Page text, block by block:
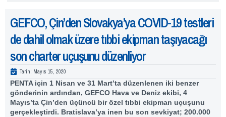
GEFCO, Çin’den Slovakya’ya COVID-19 testleri
de dahil olmak üzere tıbbi ekipman taşıyacağı
son charter uçuşunu düzenliyor
Tarih: Mayıs 15, 2020
PENTA için 1 Nisan ve 31 Mart’ta düzenlenen iki benzer
gönderinin ardından, GEFCO Hava ve Deniz ekibi, 4
Mayıs’ta Çin’den üçüncü bir özel tıbbi ekipman uçuşunu
gerçekleştirdi. Bratislava’ya inen bu son sevkiyat; 200.000